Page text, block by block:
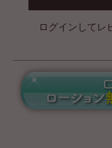
ログインしてレ